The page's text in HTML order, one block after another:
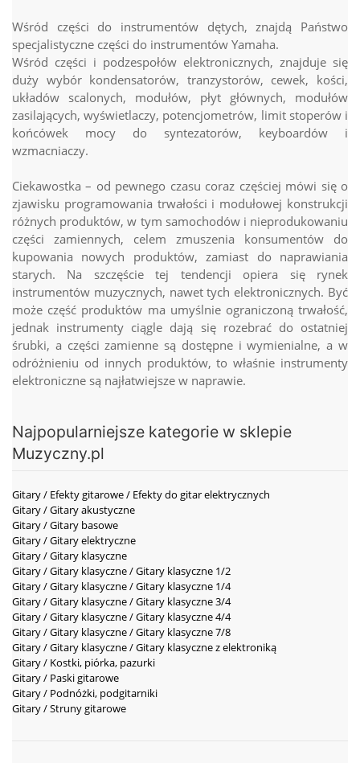
Wśród części do instrumentów dętych, znajdą Państwo
specjalistyczne części do instrumentów Yamaha.
Wśród części i podzespołów elektronicznych, znajduje się
duży wybór kondensatorów, tranzystorów, cewek, kości,
układów scalonych, modułów, płyt głównych, modułów
zasilających, wyświetlaczy, potencjometrów, limit stoperów i
końcówek mocy do syntezatorów, keyboardów i
wzmacniaczy.
Ciekawostka – od pewnego czasu coraz częściej mówi się o
zjawisku programowania trwałości i modułowej konstrukcji
różnych produktów, w tym samochodów i nieprodukowaniu
części zamiennych, celem zmuszenia konsumentów do
kupowania nowych produktów, zamiast do naprawiania
starych. Na szczęście tej tendencji opiera się rynek
instrumentów muzycznych, nawet tych elektronicznych. Być
może część produktów ma umyślnie ograniczoną trwałość,
jednak instrumenty ciągle dają się rozebrać do ostatniej
śrubki, a części zamienne są dostępne i wymienialne, a w
odróżnieniu od innych produktów, to właśnie instrumenty
elektroniczne są najłatwiejsze w naprawie.
Najpopularniejsze kategorie w sklepie
Muzyczny.pl
Gitary / Efekty gitarowe / Efekty do gitar elektrycznych
Gitary / Gitary akustyczne
Gitary / Gitary basowe
Gitary / Gitary elektryczne
Gitary / Gitary klasyczne
Gitary / Gitary klasyczne / Gitary klasyczne 1/2
Gitary / Gitary klasyczne / Gitary klasyczne 1/4
Gitary / Gitary klasyczne / Gitary klasyczne 3/4
Gitary / Gitary klasyczne / Gitary klasyczne 4/4
Gitary / Gitary klasyczne / Gitary klasyczne 7/8
Gitary / Gitary klasyczne / Gitary klasyczne z elektroniką
Gitary / Kostki, piórka, pazurki
Gitary / Paski gitarowe
Gitary / Podnóżki, podgitarniki
Gitary / Struny gitarowe